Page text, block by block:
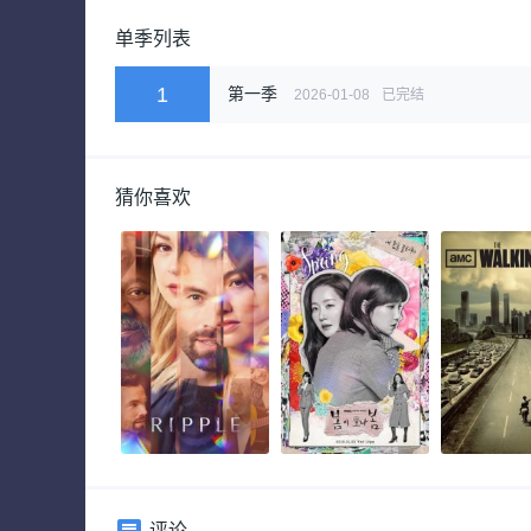
单季列表
1 第一季 2026-01-08 已完结
猜你喜欢